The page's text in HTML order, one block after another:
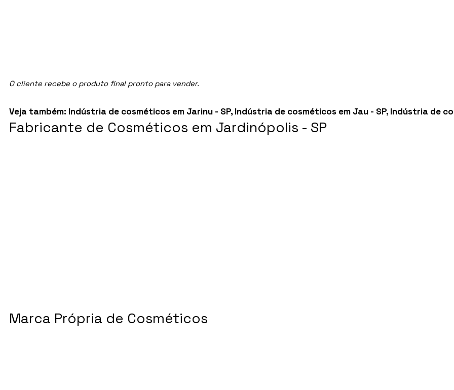
O cliente recebe o produto final pronto para vender.
Veja também: Indústria de cosméticos em Jarinu - SP, Indústria de cosméticos em Jau - SP, Indústria de
Fabricante de Cosméticos em Jardinópolis - SP
Marca Própria de Cosméticos